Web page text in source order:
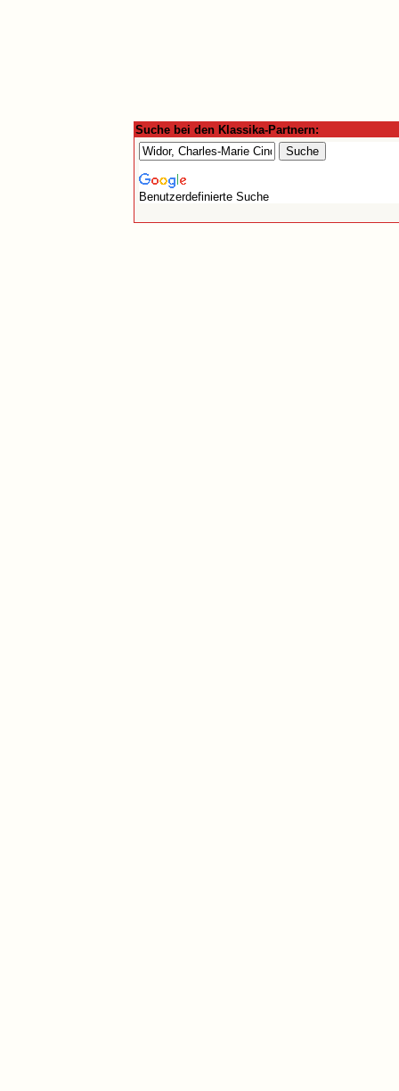
Suche bei den Klassika-Partnern:
Benutzerdefinierte Suche